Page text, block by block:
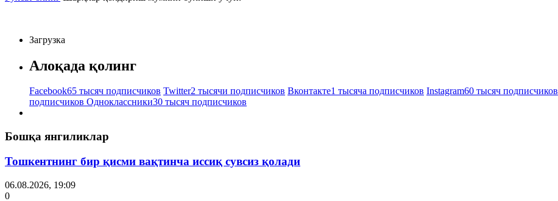
Загрузка
Алоқада қолинг
Facebook65 тысяч подписчиков Twitter2 тысячи подписчиков Вконтакте1 тысяча подписчиков Instagram60 тысяч подписчиков
подписчиков Одноклассники30 тысяч подписчиков
Бошқа янгиликлар
Тошкентнинг бир қисми вақтинча иссиқ сувсиз қолади
06.08.2026, 19:09
0